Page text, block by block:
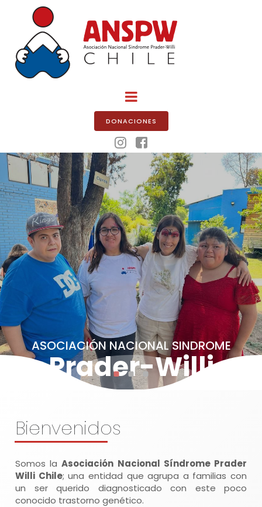
DONACIONES
 
ASOCIACIÓN NACIONAL SINDROME
Prader-Willi
Bienvenidos
Somos laAsociación Nacional Síndrome Prader
Willi Chile; una entidad que agrupa a familias con
un ser querido diagnosticado con este poco
conocido trastorno genético.